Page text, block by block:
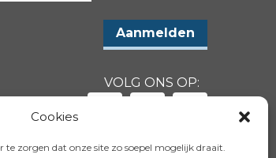
Cookies
te zorgen dat onze site zo soepel mogelijk draait.
VOLG ONS OP: